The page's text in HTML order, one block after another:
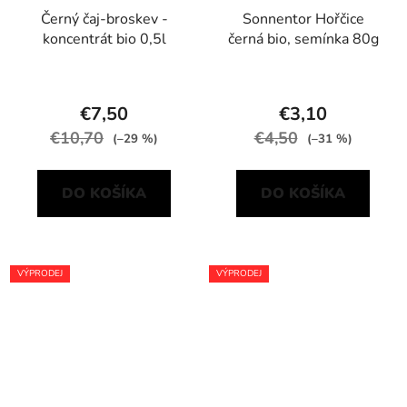
Černý čaj-broskev -
koncentrát bio 0,5l
€7,50
€10,70 (–29 %)
DO KOŠÍKA
Sonnentor Hořčice
černá bio, semínka 80g
€3,10
€4,50 (–31 %)
DO KOŠÍKA
VÝPRODEJ VÝPRODEJ